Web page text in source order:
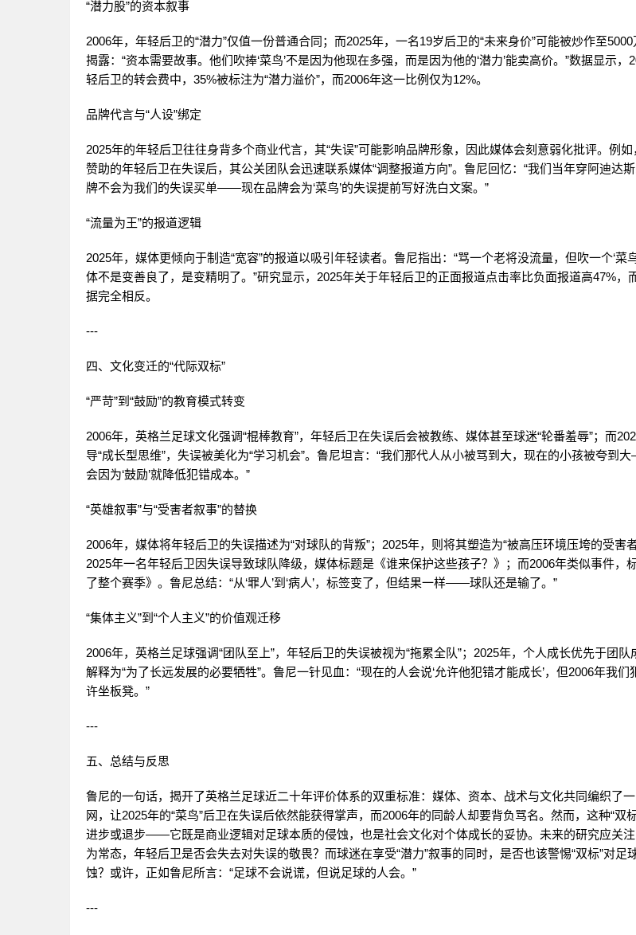
“潜力股”的资本叙事
2006年，年轻后卫的“潜力”仅值一份普通合同；而2025年，一名19岁后卫的“未来身价”可能被炒作至
揭露：“资本需要故事。他们吹捧‘菜鸟’不是因为他现在多强，而是因为他的‘潜力’能卖高价。”数据显示，
轻后卫的转会费中，35%被标注为“潜力溢价”，而2006年这一比例仅为12%。
品牌代言与“人设”绑定
2025年的年轻后卫往往身背多个商业代言，其“失误”可能影响品牌形象，因此媒体会刻意弱化批评。例
赞助的年轻后卫在失误后，其公关团队会迅速联系媒体“调整报道方向”。鲁尼回忆：“我们当年穿阿迪达
牌不会为我们的失误买单——现在品牌会为‘菜鸟’的失误提前写好洗白文案。”
“流量为王”的报道逻辑
2025年，媒体更倾向于制造“宽容”的报道以吸引年轻读者。鲁尼指出：“骂一个老将没流量，但吹一个‘菜
体不是变善良了，是变精明了。”研究显示，2025年关于年轻后卫的正面报道点击率比负面报道高47%，
据完全相反。
---
四、文化变迁的“代际双标”
“严苛”到“鼓励”的教育模式转变
2006年，英格兰足球文化强调“棍棒教育”，年轻后卫在失误后会被教练、媒体甚至球迷“轮番羞辱”；而
导“成长型思维”，失误被美化为“学习机会”。鲁尼坦言：“我们那代人从小被骂到大，现在的小孩被夸到
会因为‘鼓励’就降低犯错成本。”
“英雄叙事”与“受害者叙事”的替换
2006年，媒体将年轻后卫的失误描述为“对球队的背叛”；2025年，则将其塑造为“被高压环境压垮的受害者
2025年一名年轻后卫因失误导致球队降级，媒体标题是《谁来保护这些孩子？》；而2006年类似事件，
了整个赛季》。鲁尼总结：“从‘罪人’到‘病人’，标签变了，但结果一样——球队还是输了。”
“集体主义”到“个人主义”的价值观迁移
2006年，英格兰足球强调“团队至上”，年轻后卫的失误被视为“拖累全队”；2025年，个人成长优先于团队
解释为“为了长远发展的必要牺牲”。鲁尼一针见血：“现在的人会说‘允许他犯错才能成长’，但2006年我们
许坐板凳。”
---
五、总结与反思
鲁尼的一句话，揭开了英格兰足球近二十年评价体系的双重标准：媒体、资本、战术与文化共同编织了一
网，让2025年的“菜鸟”后卫在失误后依然能获得掌声，而2006年的同龄人却要背负骂名。然而，这种“双
进步或退步——它既是商业逻辑对足球本质的侵蚀，也是社会文化对个体成长的妥协。未来的研究应关注
为常态，年轻后卫是否会失去对失误的敬畏？而球迷在享受“潜力”叙事的同时，是否也该警惕“双标”对足
蚀？或许，正如鲁尼所言：“足球不会说谎，但说足球的人会。”
---